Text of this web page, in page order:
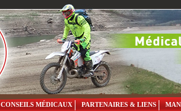
CONSEILS MÉDICAUX PARTENAIRES & LIENS